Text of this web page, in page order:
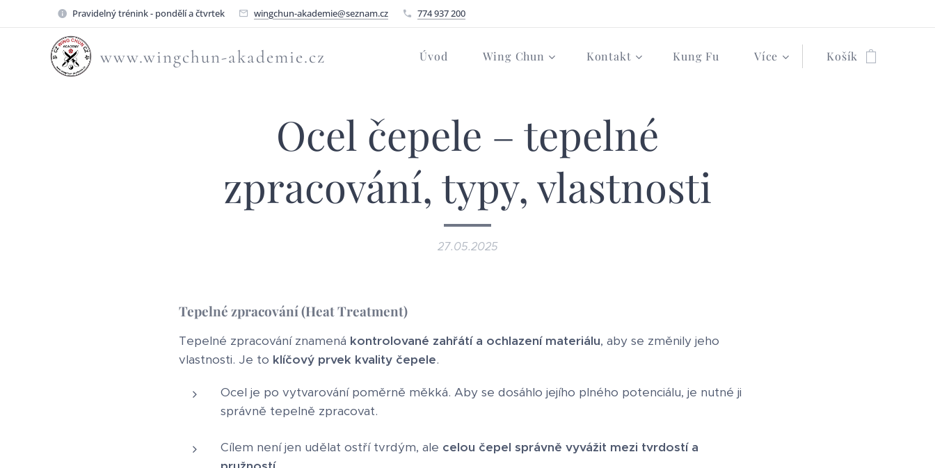
Pravidelný trénink - pondělí a čtvrtek wingchun-akademie@seznam.cz 774 937 200
www.wingchun-akademie.cz Úvod Wing Chun Kontakt Kung Fu Více Košík
Ocel čepele – tepelné
zpracování, typy, vlastnosti
27.05.2025
Tepelné zpracování (Heat Treatment)
Tepelné zpracování znamená kontrolované zahřátí a ochlazení materiálu, aby se změnily jeho
vlastnosti. Je to klíčový prvek kvality čepele.
Ocel je po vytvarování poměrně měkká. Aby se dosáhlo jejího plného potenciálu, je nutné ji
správně tepelně zpracovat.
Cílem není jen udělat ostří tvrdým, ale celou čepel správně vyvážit mezi tvrdostí a